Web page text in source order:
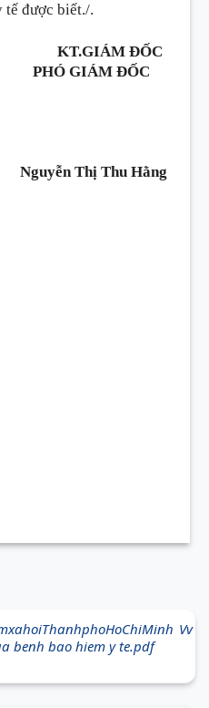
tế được biết./.
KT.GIÁM ĐỐC
PHÓ GIÁM ĐỐC
Nguyễn Thị Thu Hằng
Vv
benh bao hiem y te.pdf